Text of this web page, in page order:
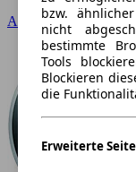
Audi
bzw.
nicht
bestimmte
Tools
Blockieren
die
Erweiterte